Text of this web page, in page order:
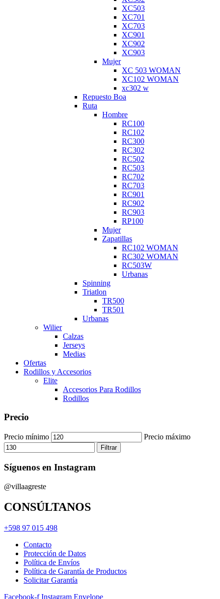
XC503
XC701
XC703
XC901
XC902
XC903
Mujer
XC 503 WOMAN
XC102 WOMAN
xc302 w
Repuesto Boa
Ruta
Hombre
RC100
RC102
RC300
RC302
RC502
RC503
RC702
RC703
RC901
RC902
RC903
RP100
Mujer
Zapatillas
RC102 WOMAN
RC302 WOMAN
RC503W
Urbanas
Spinning
Triatlon
TR500
TR501
Urbanas
Wilier
Calzas
Jerseys
Medias
Ofertas
Rodillos y Accesorios
Elite
Accesorios Para Rodillos
Rodillos
Precio
Precio mínimo Precio máximo
Filtrar
Síguenos en Instagram
@villaagreste
CONSÚLTANOS
+598 97 015 498
Contacto
Protección de Datos
Política de Envíos
Política de Garantía de Productos
Solicitar Garantía
Facebook-f Instagram Envelope